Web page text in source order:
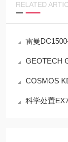
RELATED
雷曼
GEOTECH
COSMOS KD-
科学处置